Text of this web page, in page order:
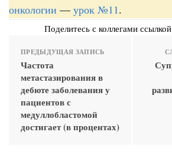
онкологии — урок №11.
Поделитесь с коллегами
ПРЕДЫДУЩАЯ ЗАПИСЬ
Частота
метастазирования в
дебюте заболевания у
пациентов с
медуллобластомой
достигает (в процентах)